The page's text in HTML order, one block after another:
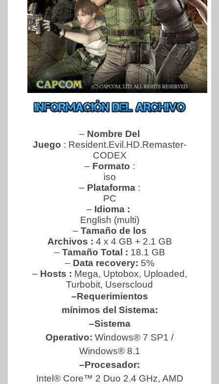
– Nombre Del
Juego : Resident.Evil.HD.Remaster-
CODEX
– Formato :
iso
– Plataforma :
PC
– Idioma :
English (multi)
– Tamaño de los
Archivos : 4 x 4 GB + 2.1 GB
– Tamaño Total : 18.1 GB
– Data recovery: 5%
– Hosts : Mega, Uptobox, Uploaded,
Turbobit, Userscloud
–Requerimientos
mínimos del Sistema:
–Sistema
Operativo: Windows® 7 SP1 /
Windows® 8.1
–Procesador:
Intel® Core™ 2 Duo 2.4 GHz, AMD